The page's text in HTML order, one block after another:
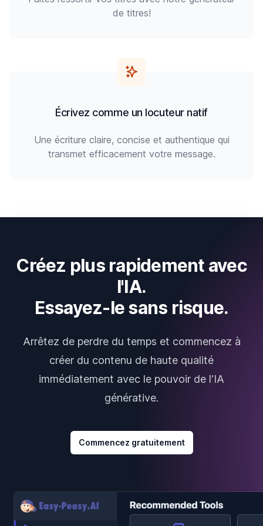
de titres!
Écrivez comme un locuteur natif
Une écriture claire, concise et authentique qui
transmet efficacement votre message.
Créez plus rapidement avec
l'IA.
Essayez-le sans risque.
Arrêtez de perdre du temps et commencez à
créer du contenu de haute qualité
immédiatement avec le pouvoir de l'IA
générative.
Commencez gratuitement